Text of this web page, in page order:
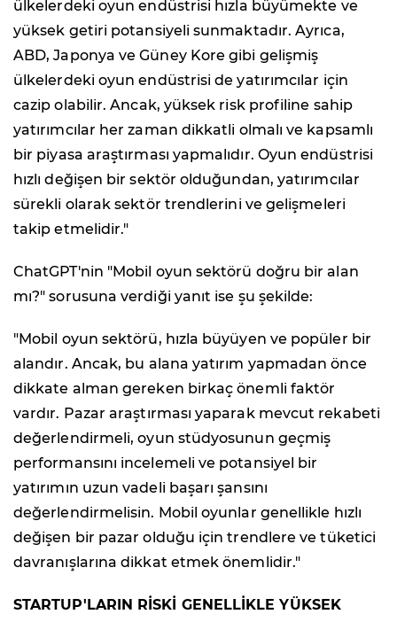
ülkelerdeki oyun endüstrisi hızla büyümekte ve
yüksek getiri potansiyeli sunmaktadır. Ayrıca,
ABD, Japonya ve Güney Kore gibi gelişmiş
ülkelerdeki oyun endüstrisi de yatırımcılar için
cazip olabilir. Ancak, yüksek risk profiline sahip
yatırımcılar her zaman dikkatli olmalı ve kapsamlı
bir piyasa araştırması yapmalıdır. Oyun endüstrisi
hızlı değişen bir sektör olduğundan, yatırımcılar
sürekli olarak sektör trendlerini ve gelişmeleri
takip etmelidir."
ChatGPT'nin "Mobil oyun sektörü doğru bir alan
mı?" sorusuna verdiği yanıt ise şu şekilde:
"Mobil oyun sektörü, hızla büyüyen ve popüler bir
alandır. Ancak, bu alana yatırım yapmadan önce
dikkate alman gereken birkaç önemli faktör
vardır. Pazar araştırması yaparak mevcut rekabeti
değerlendirmeli, oyun stüdyosunun geçmiş
performansını incelemeli ve potansiyel bir
yatırımın uzun vadeli başarı şansını
değerlendirmelisin. Mobil oyunlar genellikle hızlı
değişen bir pazar olduğu için trendlere ve tüketici
davranışlarına dikkat etmek önemlidir."
STARTUP'LARIN RİSKİ GENELLİKLE YÜKSEK